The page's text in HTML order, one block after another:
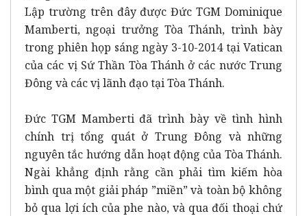
Lập trường trên đây được Đức TGM Dominique
Mamberti, ngoại trưởng Tòa Thánh, trình bày
trong phiên họp sáng ngày 3-10-2014 tại Vatican
của các vị Sứ Thần Tòa Thánh ở các nước Trung
Đông và các vị lãnh đạo tại Tòa Thánh.
Đức TGM Mamberti đã trình bày về tình hình
chính trị tổng quát ở Trung Đông và những
nguyên tắc hướng dẫn hoạt động của Tòa Thánh.
Ngài khẳng định rằng cần phải tìm kiếm hòa
bình qua một giải pháp ”miền” và toàn bộ không
bỏ qua lợi ích của phe nào, và qua đối thoại chứ